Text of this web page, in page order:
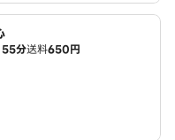
55分送料650円